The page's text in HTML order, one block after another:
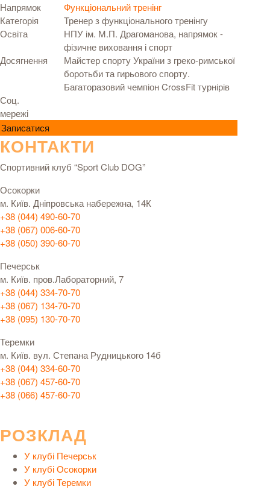
Напрямок
Функціональний тренінг
Категорія
Тренер з функціонального тренінгу
Освіта
НПУ ім. М.П. Драгоманова, напрямок -
фізичне виховання і спорт
Досягнення
Майстер спорту України з греко-римської
боротьби та гирьового спорту.
Багаторазовий чемпіон CrossFit турнірів
Соц.
мережі
Записатися
КОНТАКТИ
Спортивний клуб “Sport Club DOG”
Осокорки
м. Київ. Дніпровська набережна, 14К
+38 (044) 490-60-70
+38 (067) 006-60-70
+38 (050) 390-60-70
Печерськ
м. Київ. пров.Лабораторний, 7
+38 (044) 334-70-70
+38 (067) 134-70-70
+38 (095) 130-70-70
Теремки
м. Київ. вул. Степана Рудницького 14б
+38 (044) 334-60-70
+38 (067) 457-60-70
+38 (066) 457-60-70
РОЗКЛАД
У клубі Печерськ
У клубі Осокорки
У клубі Теремки